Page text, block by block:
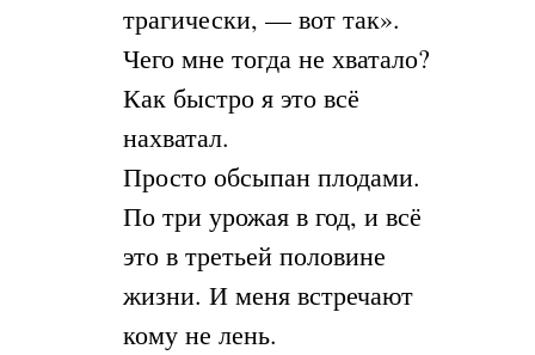
трагически, — вот так».
Чего мне тогда не хватало?
Как быстро я это всё
нахватал.
Просто обсыпан плодами.
По три урожая в год, и всё
это в третьей половине
жизни. И меня встречают
кому не лень.